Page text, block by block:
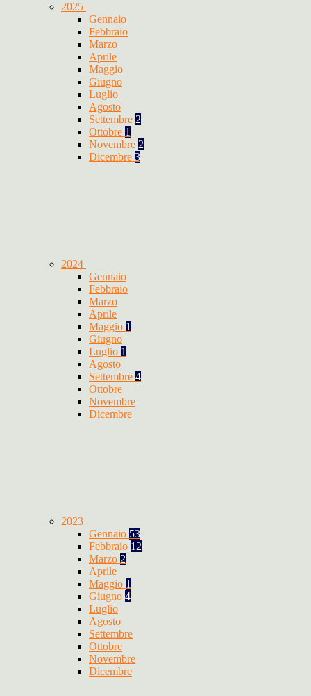
2025
Gennaio
Febbraio
Marzo
Aprile
Maggio
Giugno
Luglio
Agosto
Settembre 2
Ottobre 1
Novembre 2
Dicembre 3
2024
Gennaio
Febbraio
Marzo
Aprile
Maggio 1
Giugno
Luglio 1
Agosto
Settembre 4
Ottobre
Novembre
Dicembre
2023
Gennaio 53
Febbraio 12
Marzo 2
Aprile
Maggio 1
Giugno 4
Luglio
Agosto
Settembre
Ottobre
Novembre
Dicembre